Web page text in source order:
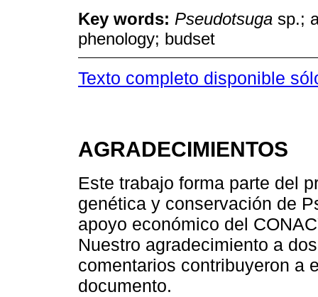
Key words: Pseudotsuga sp.;
phenology; budset
Texto completo disponible
AGRADECIMIENTOS
Este trabajo forma parte del
genética y conservación de
apoyo económico del
Nuestro agradecimiento a
comentarios contribuyeron a
documento.